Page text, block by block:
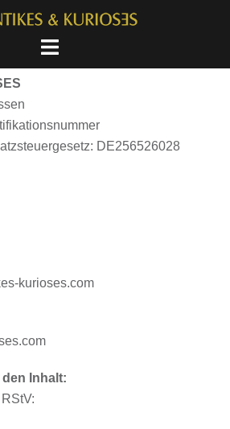
DE256526028
kurioses.com
Inhalt: